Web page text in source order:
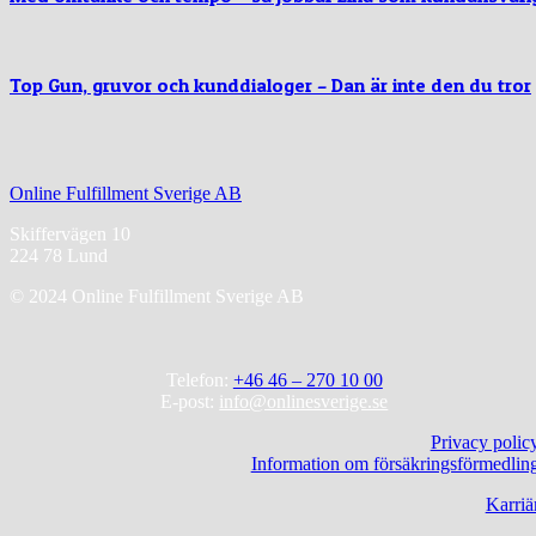
Top Gun, gruvor och kunddialoger – Dan är inte den du tror
Online Fulfillment Sverige AB
Skiffervägen 10
224 78 Lund
© 2024 Online Fulfillment Sverige AB
Telefon: +46 46 – 270 10 00
E-post: info@onlinesverige.se
Privacy
Information om